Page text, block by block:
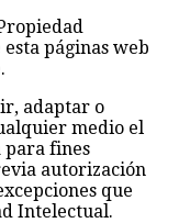
páginas web
adaptar o
medio el
para fines
autorización
que
Intelectual.